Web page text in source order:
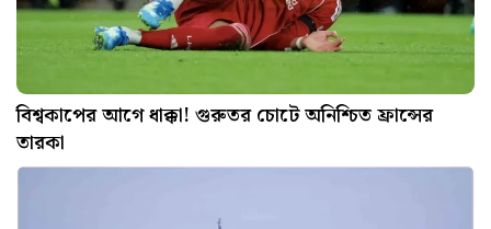
বিশ্বকাপের আগে ধাক্কা! গুরুতর চোটে অনিশ্চিত ফ্রান্সের
তারকা